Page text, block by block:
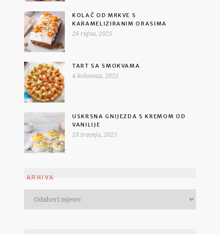
KOLAČ OD MRKVE S
KARAMELIZIRANIM ORASIMA
26 rujna, 2025
TART SA SMOKVAMA
4 kolovoza, 2025
USKRSNA GNIJEZDA S KREMOM OD
VANILIJE
18 travnja, 2025
ARHIVA